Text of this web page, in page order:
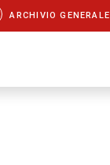
ARCHIVIO GENERALE